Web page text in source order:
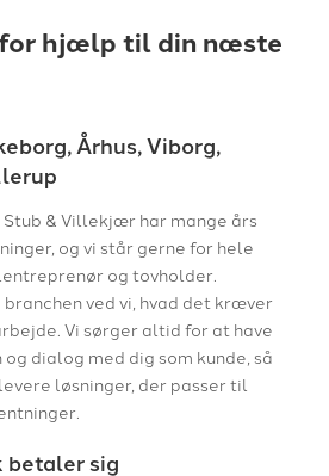
hjælp til din næste
Århus, Viborg,
Stub & Villekjær har mange års
og vi står gerne for hele
og tovholder.
ved vi, hvad det kræver
Vi sørger altid for at have
dialog med dig som kunde, så
løsninger, der passer til
sig